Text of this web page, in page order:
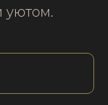
уютом.